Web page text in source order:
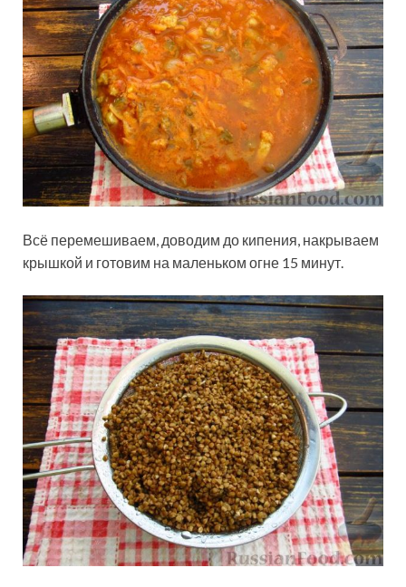
Всё перемешиваем, доводим до кипения, накрываем
крышкой и готовим на маленьком огне 15 минут.